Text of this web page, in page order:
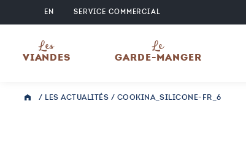
EN SERVICE COMMERCIAL
Le
GARDE-MANGER
Les
VIANDES
/ LES ACTUALITÉS / COOKINA_SILICONE-FR_6